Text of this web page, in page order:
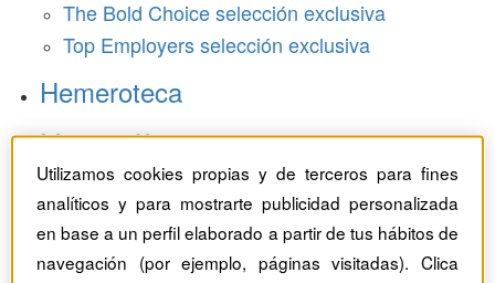
The Bold Choice selección exclusiva
Top Employers selección exclusiva
Hemeroteca
Monográficos
Dossieres
Revistas del mes
Utilizamos cookies propias y de terceros para fines
analíticos y para mostrarte publicidad personalizada
en base a un perfil elaborado a partir de tus hábitos de
navegación (por ejemplo, páginas visitadas). Clica